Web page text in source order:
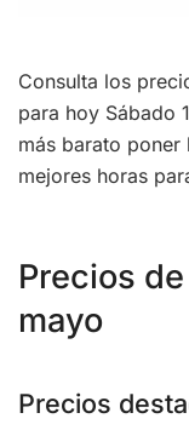
Consulta los
para hoy Sábado
más barato
mejores horas
Precios
mayo
Precios